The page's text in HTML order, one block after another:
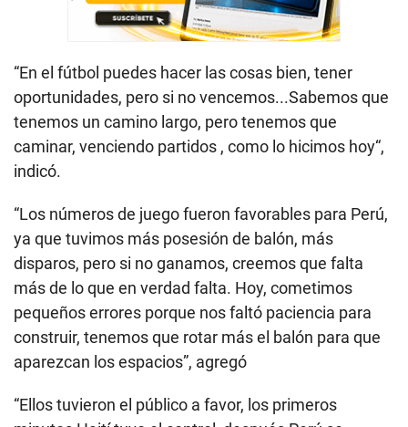
“En el fútbol puedes hacer las cosas bien, tener
oportunidades, pero si no vencemos...Sabemos que
tenemos un camino largo, pero tenemos que
caminar, venciendo partidos , como lo hicimos hoy“,
indicó.
“Los números de juego fueron favorables para Perú,
ya que tuvimos más posesión de balón, más
disparos, pero si no ganamos, creemos que falta
más de lo que en verdad falta. Hoy, cometimos
pequeños errores porque nos faltó paciencia para
construir, tenemos que rotar más el balón para que
aparezcan los espacios”, agregó
“Ellos tuvieron el público a favor, los primeros